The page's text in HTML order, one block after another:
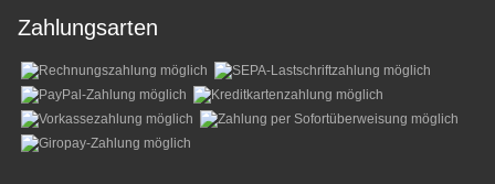
Zahlungsarten